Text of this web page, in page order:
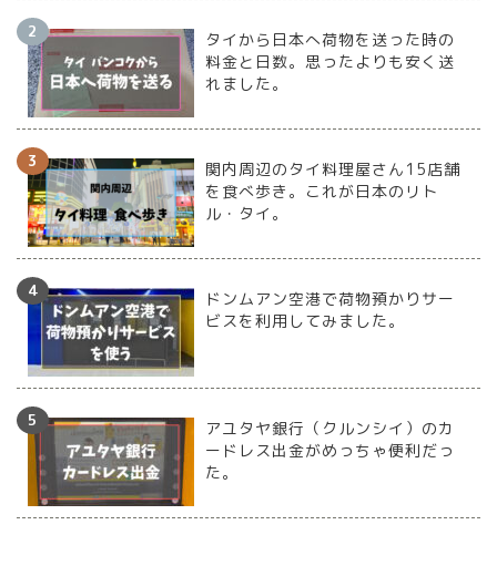
タイから日本へ荷物を送った時の
料金と日数。思ったよりも安く送
れました。
関内周辺のタイ料理屋さん15店舗
を食べ歩き。これが日本のリト
ル・タイ。
ドンムアン空港で荷物預かりサー
ビスを利用してみました。
アユタヤ銀行（クルンシイ）のカ
ードレス出金がめっちゃ便利だっ
た。